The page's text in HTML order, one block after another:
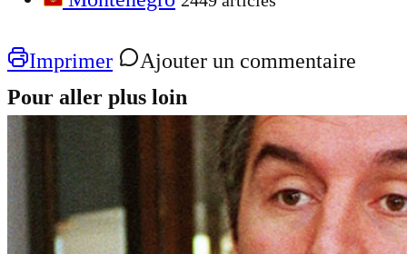
Imprimer
Ajouter un commentaire
Pour aller plus loin